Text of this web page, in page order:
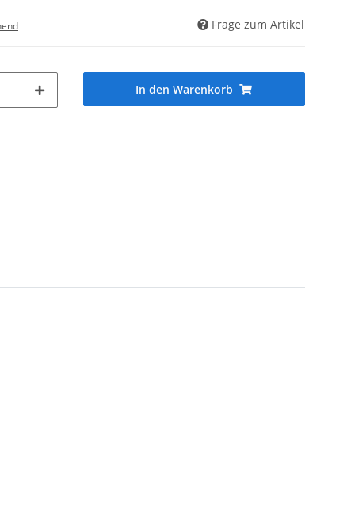
Frage zum Artikel
In den Warenkorb